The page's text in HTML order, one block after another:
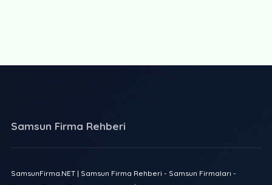
Samsun Firma Rehberi
SamsunFirma.NET | Samsun Firma Rehberi - Samsun Firmaları -